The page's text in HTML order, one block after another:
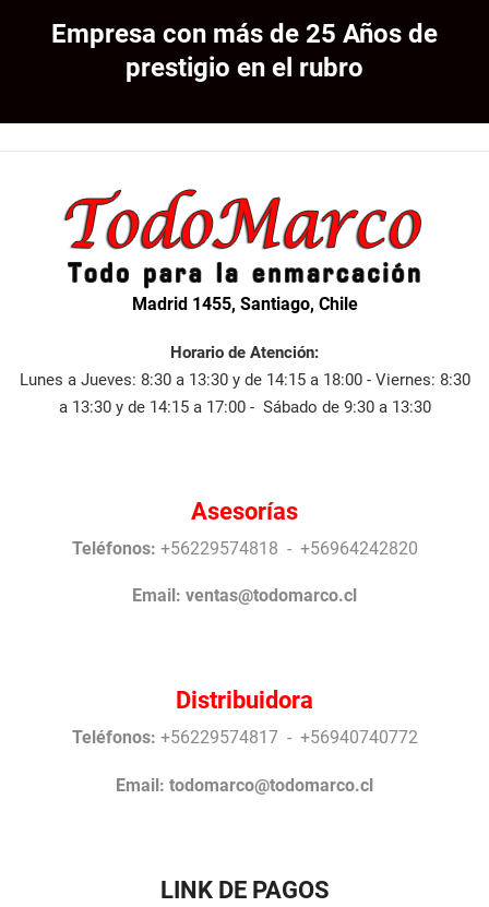
Empresa con más de 25 Años de
prestigio en el rubro
Madrid 1455, Santiago, Chile
Horario de Atención:
Lunes a Jueves: 8:30 a 13:30 y de 14:15 a 18:00 - Viernes: 8:30
a 13:30 y de 14:15 a 17:00 - Sábado de 9:30 a 13:30
Asesorías
Teléfonos: +56229574818 - +56964242820
Email: ventas@todomarco.cl
Distribuidora
Teléfonos: +56229574817 - +56940740772
Email: todomarco@todomarco.cl
LINK DE PAGOS